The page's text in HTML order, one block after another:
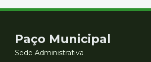
Contato
Paço Municipal
Sede Administrativa